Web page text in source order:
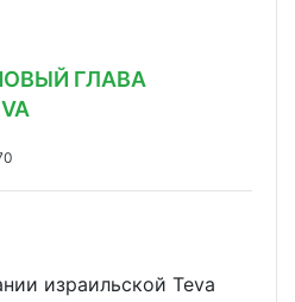
ГЛАВА
израильской Teva